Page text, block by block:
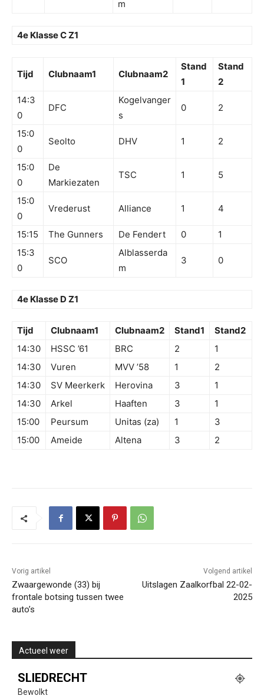
m
4e Klasse C Z1
Tijd Clubnaam1 Clubnaam2
Stand
1
Stand
2
14:3
0
DFC
Kogelvanger
s
0 2
15:0
0
Seolto DHV 1 2
15:0
0
De
Markiezaten
TSC 1 5
15:0
0
Vrederust Alliance 1 4
15:15 The Gunners De Fendert 0
1
15:3
0
SCO
Alblasserda
m
3 0
4e Klasse D Z1
Tijd Clubnaam1 Clubnaam2 Stand1
Stand2
14:30
HSSC ’61 BRC 2
1
14:30
Vuren MVV ’58 1
2
14:30
SV Meerkerk Herovina 3
1
14:30
Arkel Haaften 3
1
15:00
Peursum Unitas (za) 1
3
15:00
Ameide Altena 3 2
Vorig artikel
Zwaargewonde (33) bij
frontale botsing tussen twee
auto’s
Volgend artikel
Uitslagen Zaalkorfbal 22-02-
2025
Actueel weer
SLIEDRECHT
Bewolkt